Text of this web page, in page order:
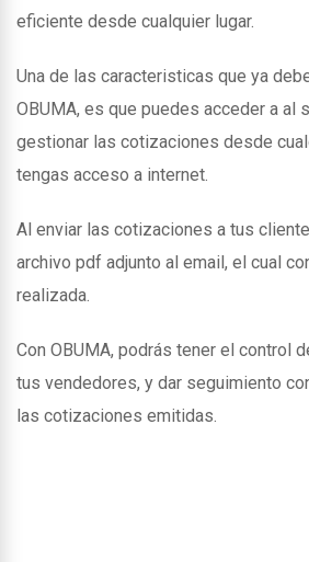
eficiente desde cualquier lugar.
Una de las caracteristicas que ya
OBUMA, es que puedes acceder a al
gestionar las cotizaciones desde
tengas acceso a internet.
Al enviar las cotizaciones a tus
archivo pdf adjunto al email, el cual
realizada.
Con OBUMA, podrás tener el control
tus vendedores, y dar seguimiento
las cotizaciones emitidas.